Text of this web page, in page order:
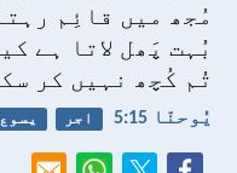
مُجھ میں قائِم
بُہت پَھل لاتا ہے
تُم کُچھ نہیں کر
یُوحنّا 15:‏5 اجر یسوع